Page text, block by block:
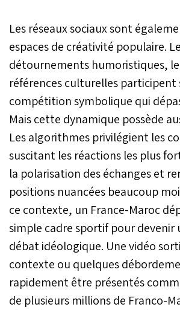
Les réseaux sociaux sont
espaces de créativité populaire.
détournements humoristiques,
références culturelles participent
compétition symbolique qui
Mais cette dynamique possède
Les algorithmes privilégient les
suscitant les réactions les plus
la polarisation des échanges et
positions nuancées beaucoup
ce contexte, un France-Maroc
simple cadre sportif pour devenir
débat idéologique. Une vidéo
contexte ou quelques
rapidement être présentés
de plusieurs millions de Franco-